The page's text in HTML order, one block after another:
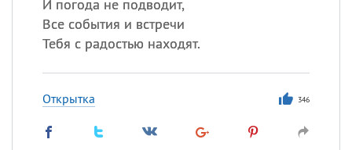
И погода не подводит,
Все события и встречи
Тебя с радостью находят.
Открытка 346